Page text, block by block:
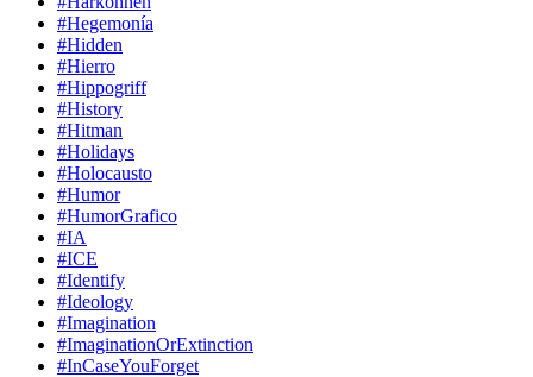
#Hegemonía
#Hidden
#Hierro
#Hippogriff
#History
#Hitman
#Holidays
#Holocausto
#Humor
#HumorGrafico
#IA
#ICE
#Identify
#Ideology
#Imagination
#ImaginationOrExtinction
#InCaseYouForget